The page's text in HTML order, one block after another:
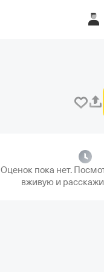
Оценок пока нет.
вживую и